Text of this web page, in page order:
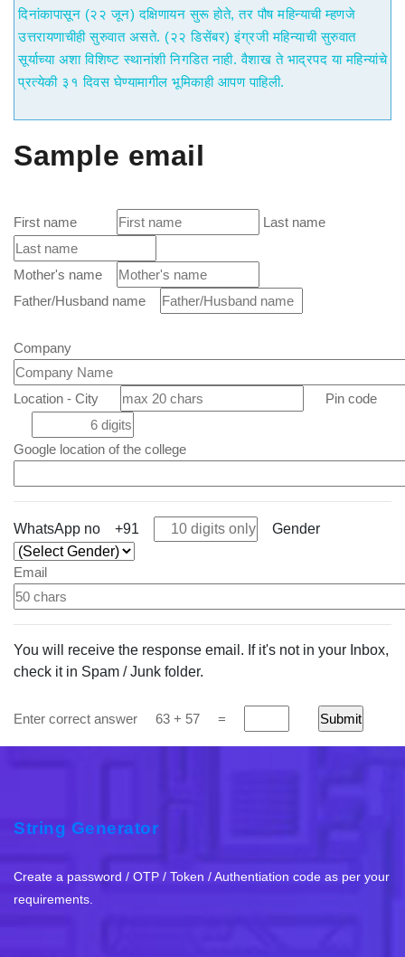
दिनांकापासून (२२ जून) दक्षिणायन सुरू होते, तर पौष महिन्याची म्हणजे
उत्तरायणाचीही सुरुवात असते. (२२ डिसेंबर) इंग्रजी महिन्याची सुरुवात
सूर्याच्या अशा विशिष्ट स्थानांशी निगडित नाही. वैशाख ते भाद्रपद या महिन्यांचे
प्रत्येकी ३१ दिवस घेण्यामागील भूमिकाही आपण पाहिली.
Sample email
First name Last name
Mother's name
Father/Husband name
Company
Location - City Pin code
Google location of the college
WhatsApp no +91 Gender
Email
You will receive the response email. If it's not in your Inbox,
check it in Spam / Junk folder.
Enter correct answer 63 + 57 =
String Generator
Create a password / OTP / Token / Authentiation code as per your
requirements.